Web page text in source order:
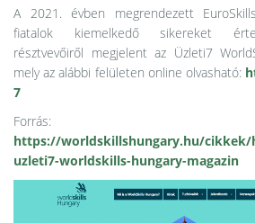
A 2021. évben megrendezett
fiatalok kiemelkedő sikereket
résztvevőiről megjelent az Üzleti7
mely az alábbi felületen online olvasható:
7
Forrás:
https://worldskillshungary.hu/cikkek/
uzleti7-worldskills-hungary-magazin